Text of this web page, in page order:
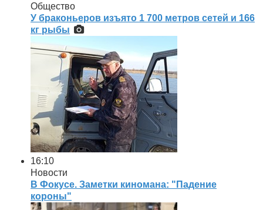
Общество
У браконьеров изъято 1 700 метров сетей и 166
кг рыбы
16:10
Новости
В Фокусе. Заметки киномана: "Падение
короны"